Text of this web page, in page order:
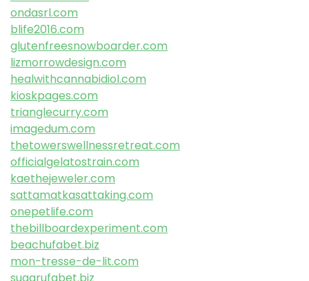
ondasrl.com
blife2016.com
glutenfreesnowboarder.com
lizmorrowdesign.com
healwithcannabidiol.com
kioskpages.com
trianglecurry.com
imagedum.com
thetowerswellnessretreat.com
officialgelatostrain.com
kaethejeweler.com
sattamatkasattaking.com
onepetlife.com
thebillboardexperiment.com
beachufabet.biz
mon-tresse-de-lit.com